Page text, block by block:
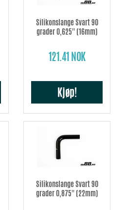
Silikonslange Svart 90
grader 0,625'' (16mm)
121.41 NOK
Kjøp!
Silikonslange Svart 90
grader 0,875'' (22mm)